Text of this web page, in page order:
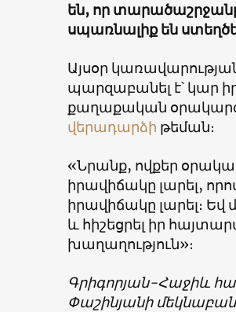
են, որ
սպառնալիք են
Այսօր
պարզաբանել է՝ կար
քաղաքական օրակարգ
վերադարձի թեման։
«Նրանք, ովքեր
իրավիճակը լարել,
իրավիճակը լարել։ Եվ
և հիշեցրել իր
խաղաղություն»։
Գրիգորյան-Հաջիև
Փաշինյանի